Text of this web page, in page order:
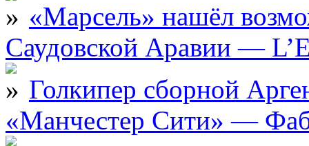
«Марсель» нашёл
Саудовской Аравии —
Голкипер сборной
«Манчестер Сити» —